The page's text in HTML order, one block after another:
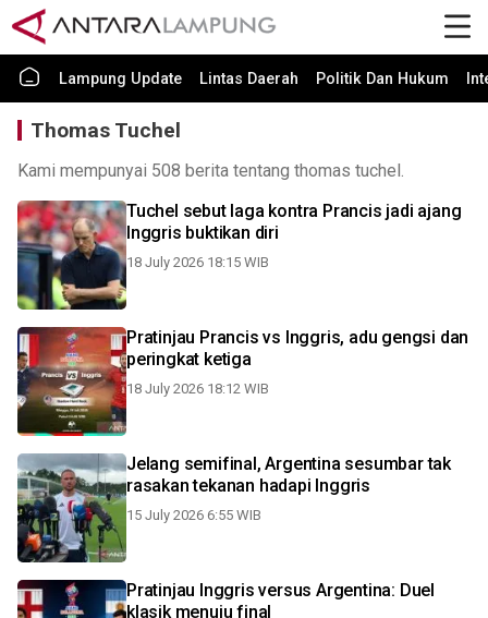
Lampung Update Lintas Daerah Politik Dan Hukum
Thomas Tuchel
Kami mempunyai 508 berita tentang thomas tuchel.
Tuchel sebut laga kontra Prancis jadi ajang
Inggris buktikan diri
18 July 2026 18:15 WIB
Pratinjau Prancis vs Inggris, adu gengsi dan
peringkat ketiga
18 July 2026 18:12 WIB
Jelang semifinal, Argentina sesumbar tak
rasakan tekanan hadapi Inggris
15 July 2026 6:55 WIB
Pratinjau Inggris versus Argentina: Duel
klasik menuju final